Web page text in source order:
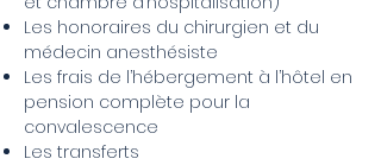
Les honoraires du chirurgien et du
médecin anesthésiste
Les frais de l’hébergement à l’hôtel en
pension complète pour la
convalescence
Les transferts